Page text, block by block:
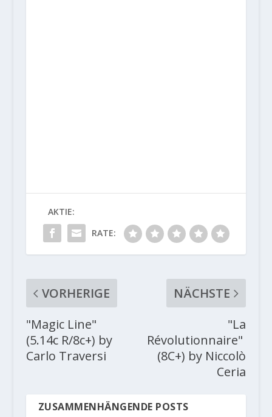
AKTIE:
RATE:
VORHERIGE
"Magic Line"
(5.14c R/8c+) by
Carlo Traversi
NÄCHSTE
"La
Révolutionnaire"
(8C+) by Niccolò
Ceria
ZUSAMMENHÄNGENDE POSTS